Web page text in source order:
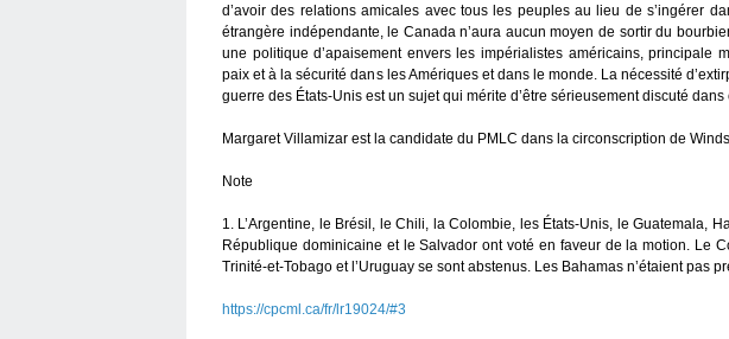
d’avoir des relations amicales avec tous les peuples au lieu de s’ingérer
étrangère indépendante, le Canada n’aura aucun moyen de sortir du
une politique d’apaisement envers les impérialistes américains, principale
paix et à la sécurité dans les Amériques et dans le monde. La nécessité
guerre des États-Unis est un sujet qui mérite d’être sérieusement discuté
Margaret Villamizar est la candidate du PMLC dans la circonscription de
Note
1. L’Argentine, le Brésil, le Chili, la Colombie, les États-Unis, le Guatemala,
République dominicaine et le Salvador ont voté en faveur de la motion. Le
Trinité-et-Tobago et l’Uruguay se sont abstenus. Les Bahamas n’étaient pas
https://cpcml.ca/fr/lr19024/#3